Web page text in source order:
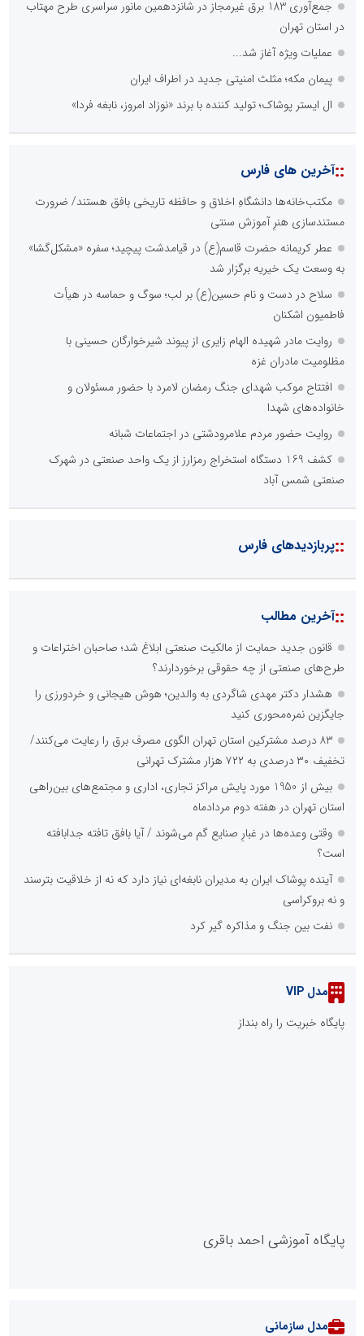
جمع‌آوری 183 برق غیرمجاز در شانزدهمین مانور سراسری طرح مهتاب
در استان تهران
عملیات ویژه آغاز شد...
پیمان مکه؛ مثلث امنیتی جدید در اطراف ایران
ال ایستر پوشاک؛ تولید کننده با برند «نوزاد امروز، نابغه فردا»
::آخرین های فارس
مکتب‌خانه‌ها دانشگاهِ اخلاق و حافظه تاریخی بافق هستند/ ضرورت
مستندسازی هنرِ آموزش سنتی
عطر کریمانه حضرت قاسم(ع) در قیامدشت پیچید؛ سفره «مشکل‌گشا»
به وسعت یک خیریه برگزار شد
سلاح در دست و نام حسین(ع) بر لب؛ سوگ و حماسه در هیأت
فاطمیون اشکنان
روایت مادر شهیده الهام زایری از پیوند شیرخوارگان حسینی با
مظلومیت مادران غزه
افتتاح موکب شهدای جنگ رمضان لامرد با حضور مسئولان و
خانواده‌های شهدا
روایت حضور مردم علامرودشتی در اجتماعات شبانه
کشف 169 دستگاه استخراج رمزارز از یک واحد صنعتی در شهرک
صنعتی شمس آباد
::پربازدیدهای فارس
::آخرین مطالب
قانون جدید حمایت از مالکیت صنعتی ابلاغ شد؛ صاحبان اختراعات و
طرح‌های صنعتی از چه حقوقی برخوردارند؟
هشدار دکتر مهدی شاگردی به والدین؛ هوش هیجانی و خردورزی را
جایگزین نمره‌محوری کنید
۸۳ درصد مشترکین استان تهران الگوی مصرف برق را رعایت می‌کنند/
تخفیف ۳۰ درصدی به ۷۲۲ هزار مشترک تهرانی
بیش از 1950 مورد پایش مراکز تجاری، اداری و مجتمع‌های بین‌راهی
استان تهران در هفته دوم مردادماه
وقتی وعده‌ها در غبارِ صنایع گم می‌شوند / آیا بافق تافته جدابافته
است؟
آینده پوشاک ایران به مدیران نابغه‌ای نیاز دارد که نه از خلاقیت بترسند
و نه بروکراسی
نفت بین جنگ و مذاکره گیر کرد
مدل VIP
پایگاه خبریت را راه بنداز
پایگاه آموزشی احمد باقری
مدل سازمانی